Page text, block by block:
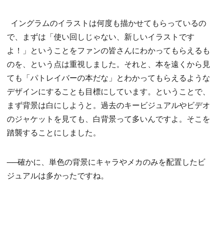
イングラムのイラストは何度も描かせてもらっているの
で、まずは「使い回しじゃない、新しいイラストです
よ！」ということをファンの皆さんにわかってもらえるも
のを、という点は重視しました。それと、本を遠くから見
ても「パトレイバーの本だな」とわかってもらえるような
デザインにすることも目標にしています。ということで、
まず背景は白にしようと。過去のキービジュアルやビデオ
のジャケットを見ても、白背景って多いんですよ。そこを
踏襲することにしました。
──確かに、単色の背景にキャラやメカのみを配置したビ
ジュアルは多かったですね。